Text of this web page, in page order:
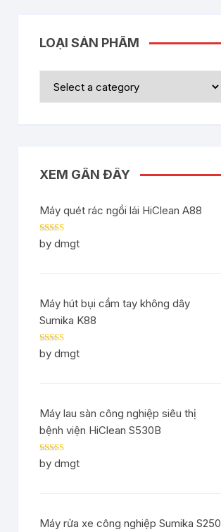
LOẠI SẢN PHẨM
XEM GẦN ĐÂY
Máy quét rác ngồi lái HiClean A88
Rated5out
of 5
by dmgt
Máy hút bụi cầm tay không dây
Sumika K88
Rated5out
of 5
by dmgt
Máy lau sàn công nghiệp siêu thị
bệnh viện HiClean S530B
Rated5out
of 5
by dmgt
Máy rửa xe công nghiệp Sumika S250